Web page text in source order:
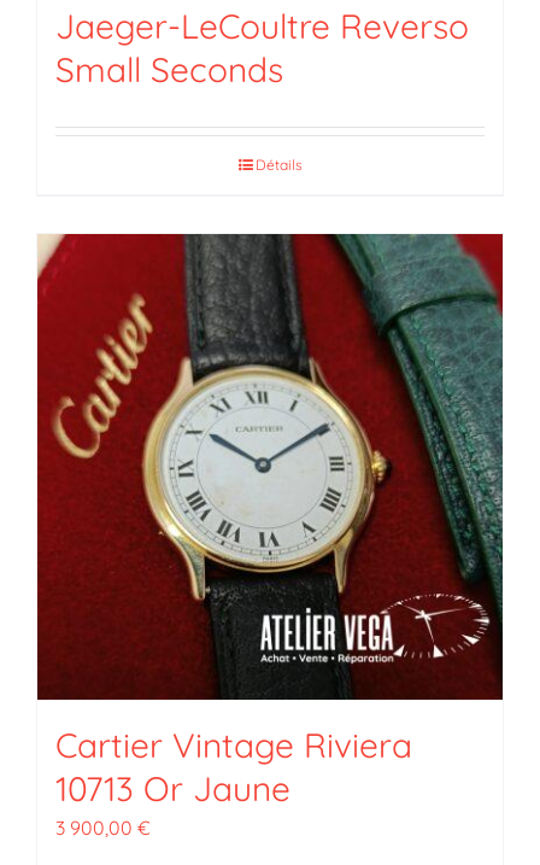
Jaeger-LeCoultre Reverso
Small Seconds
Détails
Cartier Vintage Riviera
10713 Or Jaune
3 900,00 €